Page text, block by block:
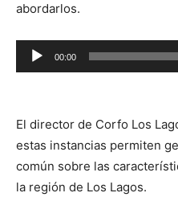
abordarlos.
Reproductor
de
00:00
El director de Corfo Los
estas instancias permiten
común sobre las
la región de Los Lagos.